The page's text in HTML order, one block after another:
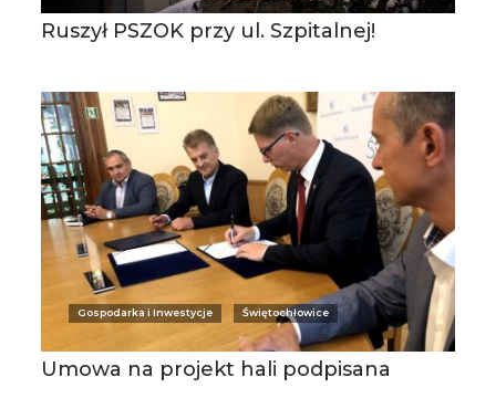
Ruszył PSZOK przy ul. Szpitalnej!
Gospodarka i Inwestycje Świętochłowice
Umowa na projekt hali podpisana